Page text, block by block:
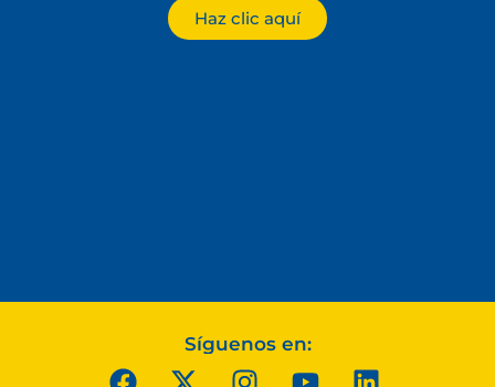
Haz clic aquí
Síguenos en: